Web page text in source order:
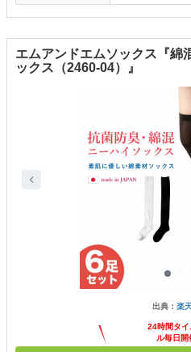
エムアンドエムソックス『綿
ックス（2460-04）』
出典： 楽
24時間タイ
ル毎日開